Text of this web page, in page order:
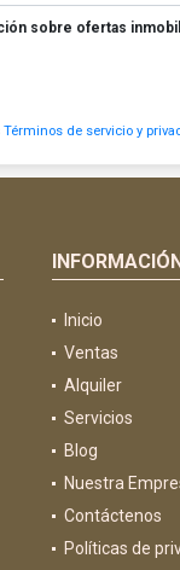
sobre ofertas
Términos de servicio y
Inicio
Ventas
Alquiler
Servicios
Blog
Nuestra
Contáctenos
Políticas de